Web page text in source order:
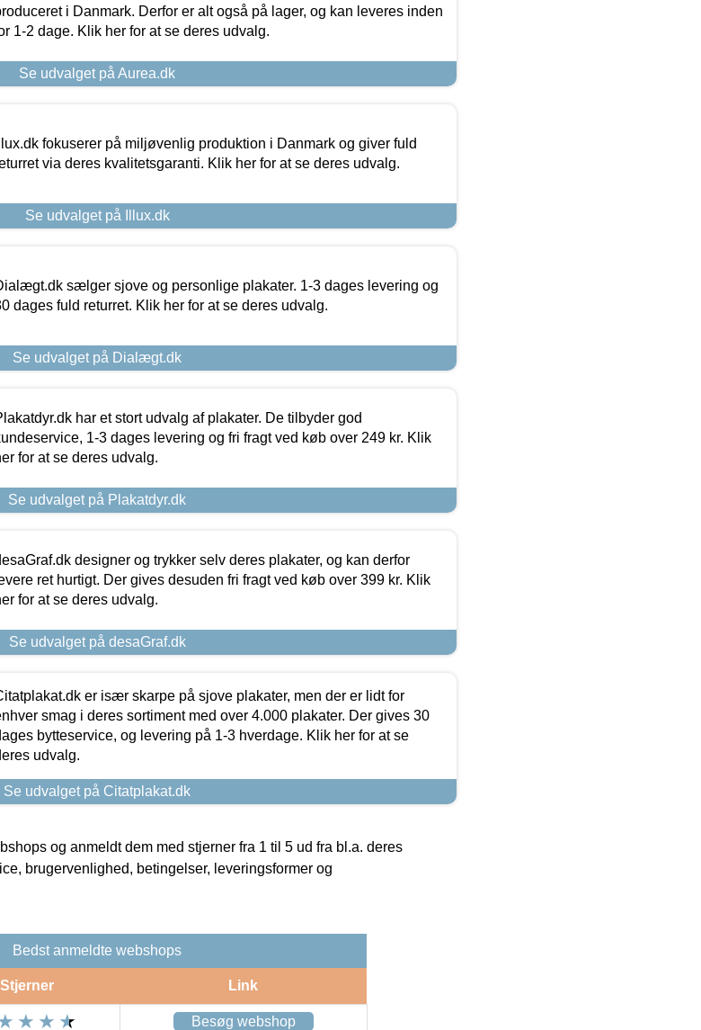
i Danmark. Derfor er alt også på lager, og kan leveres inden
1-2 dage. Klik her for at se deres udvalg.
Se udvalget på Aurea.dk
Illux.dk fokuserer på miljøvenlig produktion i Danmark og giver fuld
via deres kvalitetsgaranti. Klik her for at se deres udvalg.
Se udvalget på Illux.dk
sælger sjove og personlige plakater. 1-3 dages levering og
dages fuld returret. Klik her for at se deres udvalg.
Se udvalget på Dialægt.dk
har et stort udvalg af plakater. De tilbyder god
1-3 dages levering og fri fragt ved køb over 249 kr. Klik
for at se deres udvalg.
Se udvalget på Plakatdyr.dk
designer og trykker selv deres plakater, og kan derfor
ret hurtigt. Der gives desuden fri fragt ved køb over 399 kr. Klik
for at se deres udvalg.
Se udvalget på desaGraf.dk
er især skarpe på sjove plakater, men der er lidt for
smag i deres sortiment med over 4.000 plakater. Der gives 30
bytteservice, og levering på 1-3 hverdage. Klik her for at se
udvalg.
Se udvalget på Citatplakat.dk
og anmeldt dem med stjerner fra 1 til 5 ud fra bl.a. deres
brugervenlighed, betingelser, leveringsformer og
Bedst anmeldte webshops
Stjerner Link
Besøg webshop